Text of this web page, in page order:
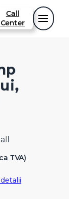
Call
Center
TVA)